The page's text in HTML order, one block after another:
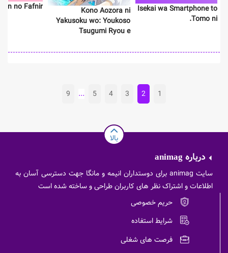
Isekai wa Smartphone to
Tomo ni.
Kono Aozora ni
Yakusoku wo: Youkoso
Tsugumi Ryou e
no Fafnir
1
2
3
4
5
...
9
بالا
درباره animag
سایت animag برای دوستداران انیمه و مانگا جهت دسترسی آسان به
اطلاعات و اشتراک نظر های کاربران طراحی و ساخته شده است
حریم خصوصی
شرایط استفاده
فرصت های شغلی